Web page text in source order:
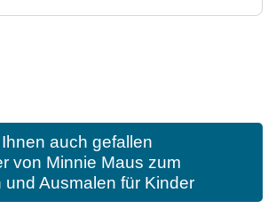
auch gefallen
von Minnie Maus zum
Ausmalen für Kinder